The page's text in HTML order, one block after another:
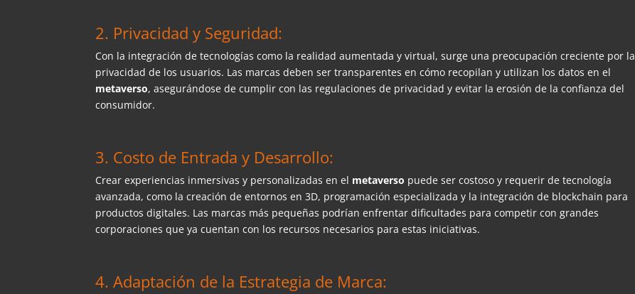
2. Privacidad y Seguridad:
Con la integración de tecnologías como la realidad aumentada y virtual, surge una preocupación creciente por la
privacidad de los usuarios. Las marcas deben ser transparentes en cómo recopilan y utilizan los datos en el
metaverso, asegurándose de cumplir con las regulaciones de privacidad y evitar la erosión de la confianza del
consumidor.
3. Costo de Entrada y Desarrollo:
Crear experiencias inmersivas y personalizadas en el metaverso puede ser costoso y requerir de tecnología
avanzada, como la creación de entornos en 3D, programación especializada y la integración de blockchain para
productos digitales. Las marcas más pequeñas podrían enfrentar dificultades para competir con grandes
corporaciones que ya cuentan con los recursos necesarios para estas iniciativas.
4. Adaptación de la Estrategia de Marca: